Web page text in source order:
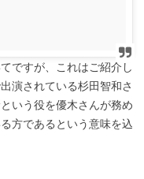
ですが、これはご紹介し
演されている杉田智和さ
いう役を優木さんが務め
方であるという意味を込